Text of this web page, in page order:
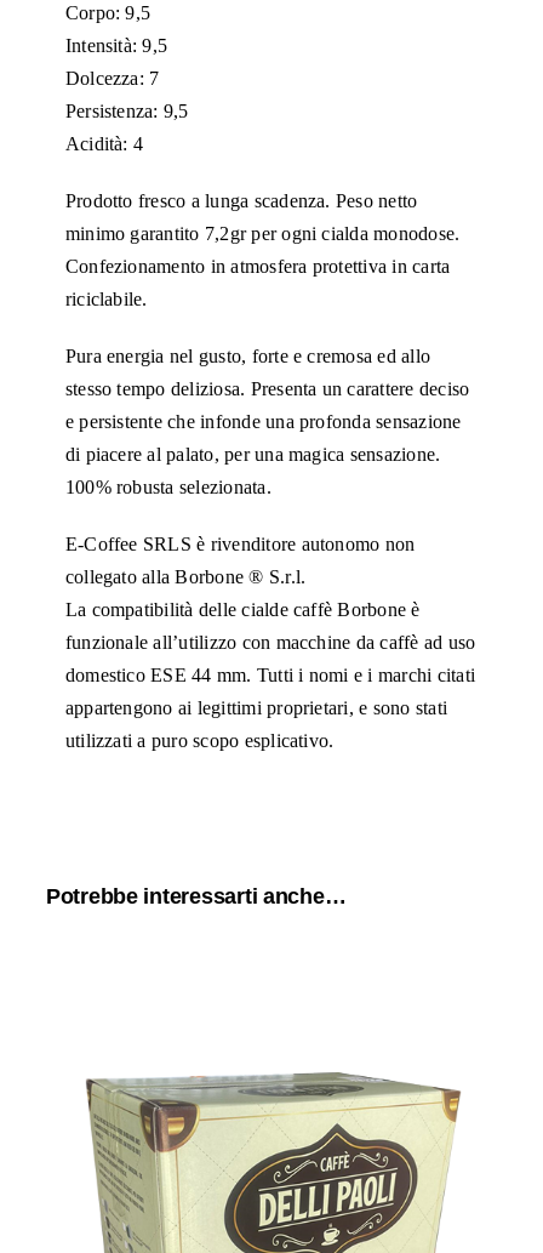
Corpo: 9,5
Intensità: 9,5
Dolcezza: 7
Persistenza: 9,5
Acidità: 4
Prodotto fresco a lunga scadenza. Peso netto
minimo garantito 7,2gr per ogni cialda monodose.
Confezionamento in atmosfera protettiva in carta
riciclabile.
Pura energia nel gusto, forte e cremosa ed allo
stesso tempo deliziosa. Presenta un carattere deciso
e persistente che infonde una profonda sensazione
di piacere al palato, per una magica sensazione.
100% robusta selezionata.
E-Coffee SRLS è rivenditore autonomo non
collegato alla Borbone ® S.r.l.
La compatibilità delle cialde caffè Borbone è
funzionale all’utilizzo con macchine da caffè ad uso
domestico ESE 44 mm. Tutti i nomi e i marchi citati
appartengono ai legittimi proprietari, e sono stati
utilizzati a puro scopo esplicativo.
Potrebbe interessarti anche…
150 cialde filtrocarta ESE 44 mm